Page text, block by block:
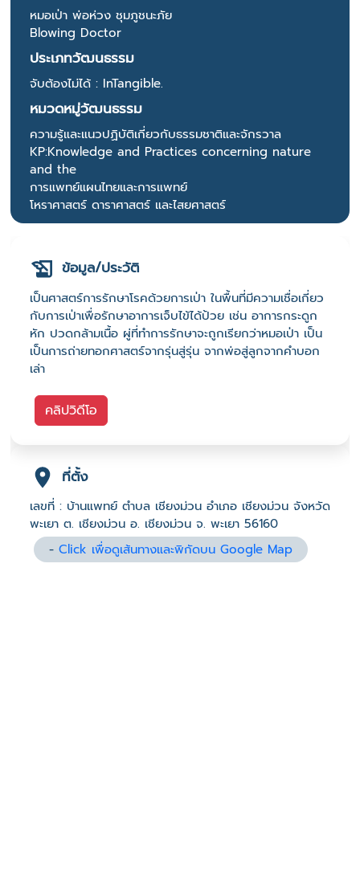
หมอเป่า พ่อห่วง ชุมภูชนะภัย
Blowing Doctor
ประเภทวัฒนธรรม
จับต้องไม่ได้ : InTangible.
หมวดหมู่วัฒนธรรม
ความรู้และแนวปฏิบัติเกี่ยวกับธรรมชาติและจักรวาล
KP:Knowledge and Practices concerning nature
and the
การแพทย์แผนไทยและการแพทย์
โหราศาสตร์ ดาราศาสตร์ และไสยศาสตร์
ข้อมูล/ประวัติ
เป็นศาสตร์การรักษาโรคด้วยการเป่า ในพื้นที่มีความเชื่อเกี่ยว
กับการเป่าเพื่อรักษาอาการเจ็บไข้ได้ป้วย เช่น อาการกระดูก
หัก ปวดกล้ามเนื้อ ผู่ที่ทำการรักษาจะถูกเรียกว่าหมอเป่า เป็น
เป็นการถ่ายทอกศาสตร์จากรุ่นสู่รุ่น จากพ่อสู่ลูกจากคำบอก
เล่า
คลิปวิดีโอ
ที่ตั้ง
เลขที่ : บ้านแพทย์ ตำบล เชียงม่วน อำเภอ เชียงม่วน จังหวัด
พะเยา ต. เชียงม่วน อ. เชียงม่วน จ. พะเยา 56160
-Click เพื่อดูเส้นทางและพิกัดบน Google Map